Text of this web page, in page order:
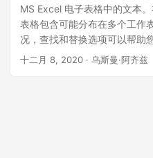
MS Excel 电子表格中的文本
表格包含可能分布在多个工作
况，查找和替换选项可以帮助
的所有出现所需的工作量。让
十二月 8, 2020 · 乌斯曼·阿齐兹